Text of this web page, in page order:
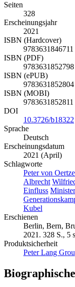
Seiten
328
Erscheinungsjahr
2021
ISBN (Hardcover)
9783631846711
ISBN (PDF)
9783631852798
ISBN (ePUB)
9783631852804
ISBN (MOBI)
9783631852811
DOI
10.3726/b18322
Sprache
Deutsch
Erscheinungsdatum
2021 (April)
Schlagworte
Peter von
Albrecht
Einfluss
Kubel
Erschienen
Berlin, Bern,
2021. 328 S., 5
Produktsicherheit
Peter Lang